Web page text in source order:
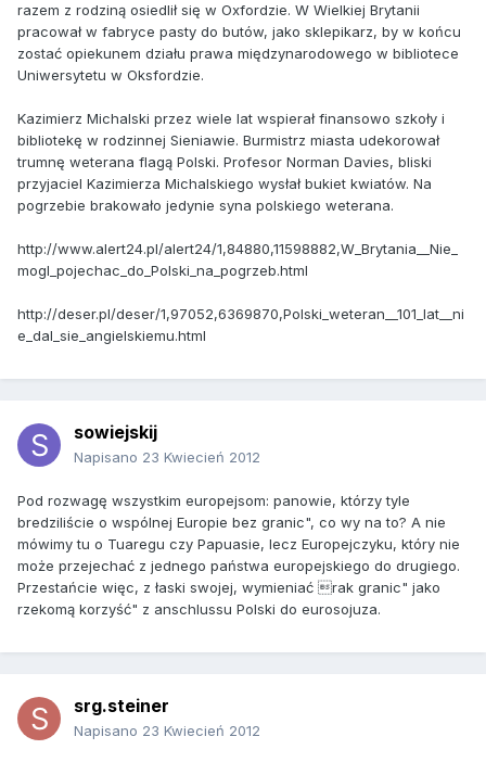
razem z rodziną osiedlił się w Oxfordzie. W Wielkiej Brytanii
pracował w fabryce pasty do butów, jako sklepikarz, by w końcu
zostać opiekunem działu prawa międzynarodowego w bibliotece
Uniwersytetu w Oksfordzie.
Kazimierz Michalski przez wiele lat wspierał finansowo szkoły i
bibliotekę w rodzinnej Sieniawie. Burmistrz miasta udekorował
trumnę weterana flagą Polski. Profesor Norman Davies, bliski
przyjaciel Kazimierza Michalskiego wysłał bukiet kwiatów. Na
pogrzebie brakowało jedynie syna polskiego weterana.
http://www.alert24.pl/alert24/1,84880,11598882,W_Brytania__Nie_
mogl_pojechac_do_Polski_na_pogrzeb.html
http://deser.pl/deser/1,97052,6369870,Polski_weteran__101_lat__ni
e_dal_sie_angielskiemu.html
sowiejskij
Napisano 23 Kwiecień 2012
Pod rozwagę wszystkim europejsom: panowie, którzy tyle
bredziliście o wspólnej Europie bez granic", co wy na to? A nie
mówimy tu o Tuaregu czy Papuasie, lecz Europejczyku, który nie
może przejechać z jednego państwa europejskiego do drugiego.
Przestańcie więc, z łaski swojej, wymieniać rak granic" jako
rzekomą korzyść" z anschlussu Polski do eurosojuza.
srg.steiner
Napisano 23 Kwiecień 2012